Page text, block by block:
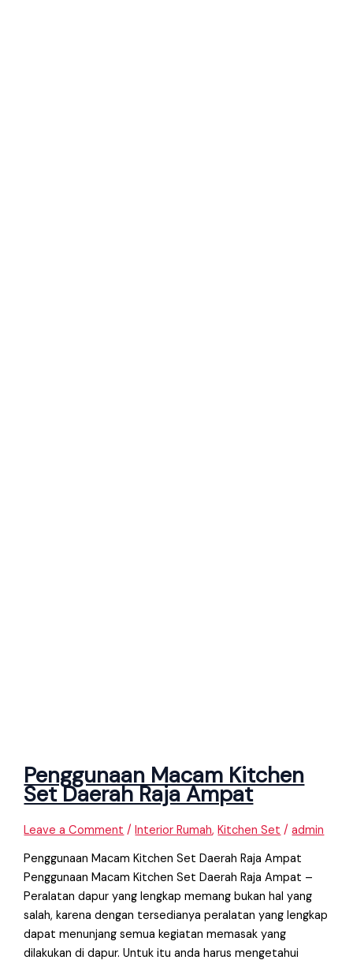
Penggunaan Macam Kitchen
Set Daerah Raja Ampat
Leave a Comment /Interior Rumah,Kitchen Set /admin
Penggunaan Macam Kitchen Set Daerah Raja Ampat
Penggunaan Macam Kitchen Set Daerah Raja Ampat –
Peralatan dapur yang lengkap memang bukan hal yang
salah, karena dengan tersedianya peralatan yang lengkap
dapat menunjang semua kegiatan memasak yang
dilakukan di dapur. Untuk itu anda harus mengetahui